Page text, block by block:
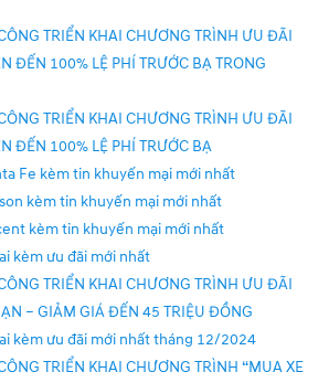
TRIỂN KHAI CHƯƠNG TRÌNH ƯU ĐÃI
ĐẾN 100% LỆ PHÍ TRƯỚC BẠ TRONG
TRIỂN KHAI CHƯƠNG TRÌNH ƯU ĐÃI
ĐẾN 100% LỆ PHÍ TRƯỚC BẠ
Fe kèm tin khuyến mại mới nhất
kèm tin khuyến mại mới nhất
kèm tin khuyến mại mới nhất
kèm ưu đãi mới nhất
TRIỂN KHAI CHƯƠNG TRÌNH ƯU ĐÃI
– GIẢM GIÁ ĐẾN 45 TRIỆU ĐỒNG
kèm ưu đãi mới nhất tháng 12/2024
TRIỂN KHAI CHƯƠNG TRÌNH “MUA XE